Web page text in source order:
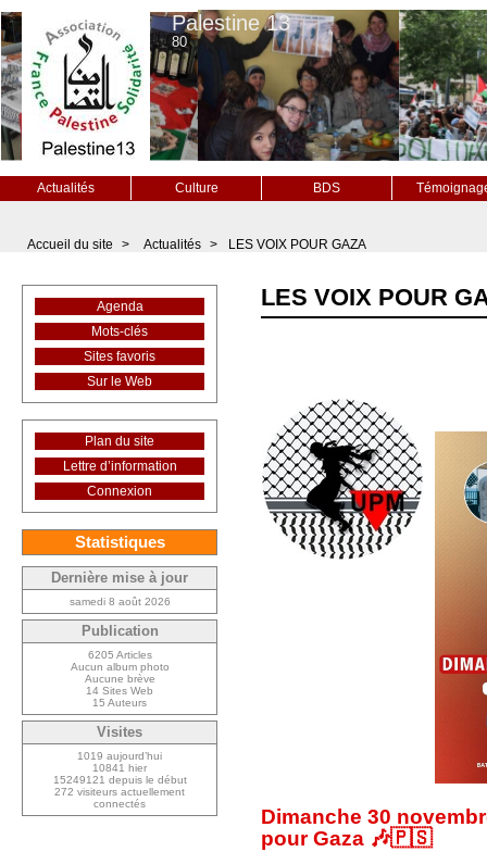
Palestine 13
80
Actualités Culture BDS
Accueil du site > Actualités > LES VOIX POUR GAZA
LES VOIX POUR
Dimanche 30
pour Gaza 🎶🇵🇸
Agenda
Mots-clés
Sites favoris
Sur le Web
Plan du site
Lettre d’information
Connexion
Statistiques
Dernière mise à jour
samedi 8 août 2026
Publication
6205 Articles
Aucun album photo
Aucune brève
14 Sites Web
15 Auteurs
Visites
1019 aujourd’hui
10841 hier
15249121 depuis le début
272 visiteurs actuellement
connectés